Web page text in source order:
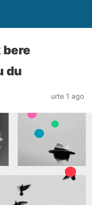
bere
du
urte 1 ago